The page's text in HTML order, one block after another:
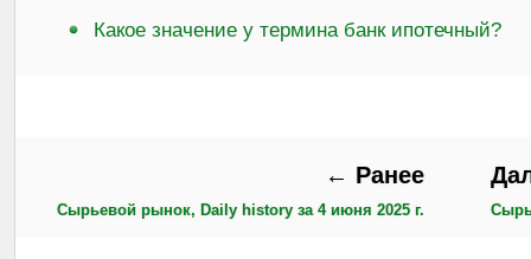
Какое значение у термина банк ипотечный?
← Ранее
Сырьевой рынок, Daily history за 4 июня 2025 г.